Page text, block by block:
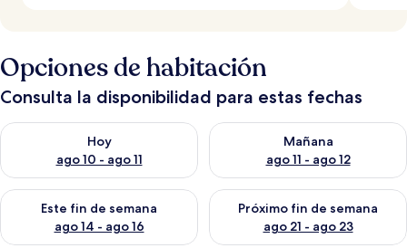
Opciones de habitación
Consulta la disponibilidad para estas fechas
Hoy
ago 10 - ago 11
Consulta la disponibilidad para hoy ago 10 - ago 11
Mañana
ago 11 - ago 12
Consulta la disponibilidad
Este fin de semana
ago 14 - ago 16
Consulta la disponibilidad para este fin de semana ago 14 -
Próximo fin de semana
ago 21 - ago 23
Consulta la disponibilidad